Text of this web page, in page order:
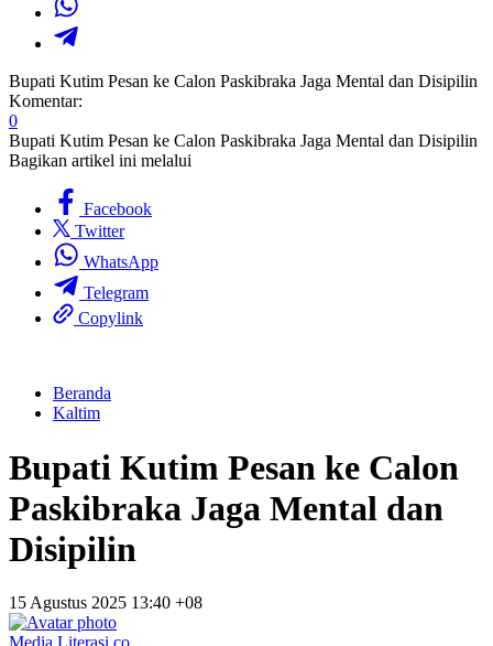
Bupati Kutim Pesan ke Calon Paskibraka Jaga Mental dan Disipilin
Komentar:
0
Bupati Kutim Pesan ke Calon Paskibraka Jaga Mental dan Disipilin
Bagikan artikel ini melalui
Facebook
Twitter
WhatsApp
Telegram
Copylink
Beranda
Kaltim
Bupati Kutim Pesan ke Calon
Paskibraka Jaga Mental dan
Disipilin
15 Agustus 2025 13:40 +08